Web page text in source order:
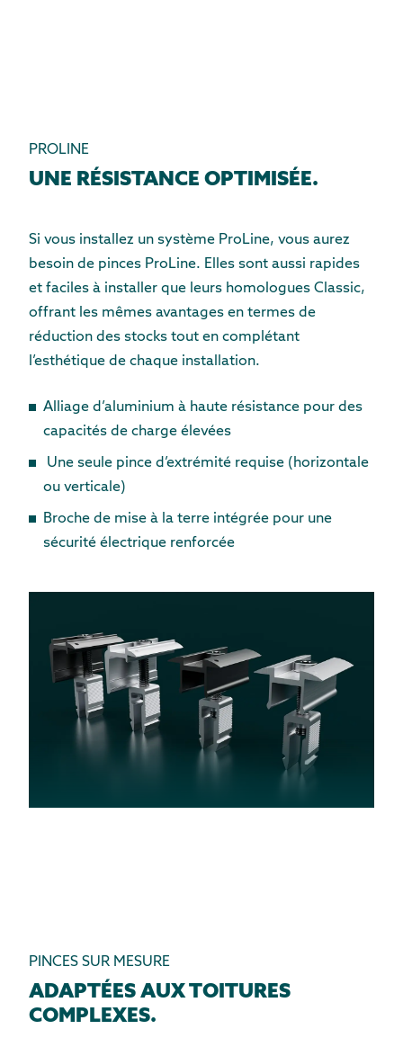
PROLINE
UNE RÉSISTANCE OPTIMISÉE.
Si vous installez un système ProLine, vous aurez
besoin de pinces ProLine. Elles sont aussi rapides
et faciles à installer que leurs homologues Classic,
offrant les mêmes avantages en termes de
réduction des stocks tout en complétant
l’esthétique de chaque installation.
Alliage d’aluminium à haute résistance pour des
capacités de charge élevées
Une seule pince d’extrémité requise (horizontale
ou verticale)
Broche de mise à la terre intégrée pour une
sécurité électrique renforcée
PINCES SUR MESURE
ADAPTÉES AUX TOITURES
COMPLEXES.